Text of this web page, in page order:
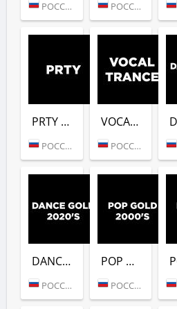
РОССИЯ (МОСКВА) РОССИЯ (МОСКВА)
PRTY (DFM)
РОССИЯ (МОСКВА)
VOCAL TRANCE (DFM)
РОССИЯ (МОСКВА)
DANCE GOLD 2020S (DFM)
РОССИЯ (МОСКВА)
POP GOLD 2000S (DFM)
РОССИЯ (МОСКВА)